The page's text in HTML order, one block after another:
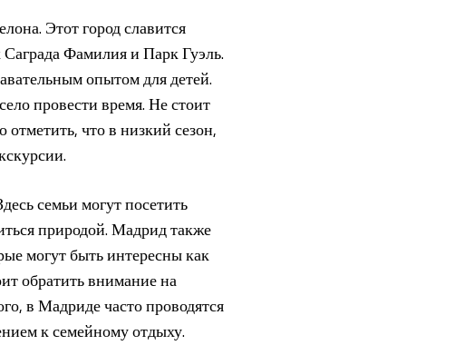
Этот город славится
Фамилия и Парк Гуэль.
опытом для детей.
провести время. Не стоит
что в низкий сезон,
семьи могут посетить
природой. Мадрид также
могут быть интересны как
обратить внимание на
в Мадриде часто проводятся
к семейному отдыху.